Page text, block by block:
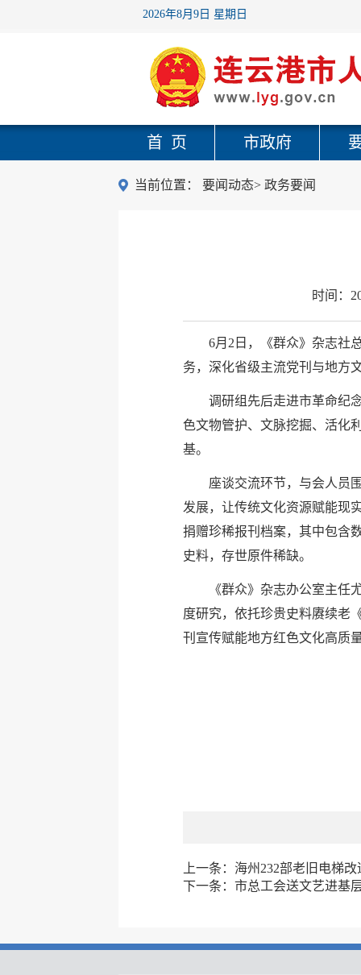
2026年8月9日 星期日
首 页 市政府
当前位置： 要闻动态> 政务要闻
时间：
6月2日，《群众》杂志社
务，深化省级主流党刊与地方
调研组先后走进市革命纪
色文物管护、文脉挖掘、活化
基。
座谈交流环节，与会人员
发展，让传统文化资源赋能现
捐赠珍稀报刊档案，其中包含
史料，存世原件稀缺。
《群众》杂志办公室主任
度研究，依托珍贵史料赓续老
刊宣传赋能地方红色文化高质
上一条： 海州232部老旧电梯改
下一条： 市总工会送文艺进基